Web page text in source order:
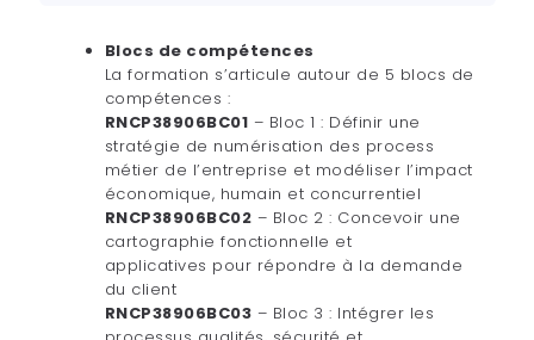
Blocs de compétences
La formation s’articule autour de 5 blocs de
compétences :
RNCP38906BC01 – Bloc 1 : Définir une
stratégie de numérisation des process
métier de l’entreprise et modéliser l’impact
économique, humain et concurrentiel
RNCP38906BC02 – Bloc 2 : Concevoir une
cartographie fonctionnelle et
applicatives pour répondre à la demande
du client
RNCP38906BC03 – Bloc 3 : Intégrer les